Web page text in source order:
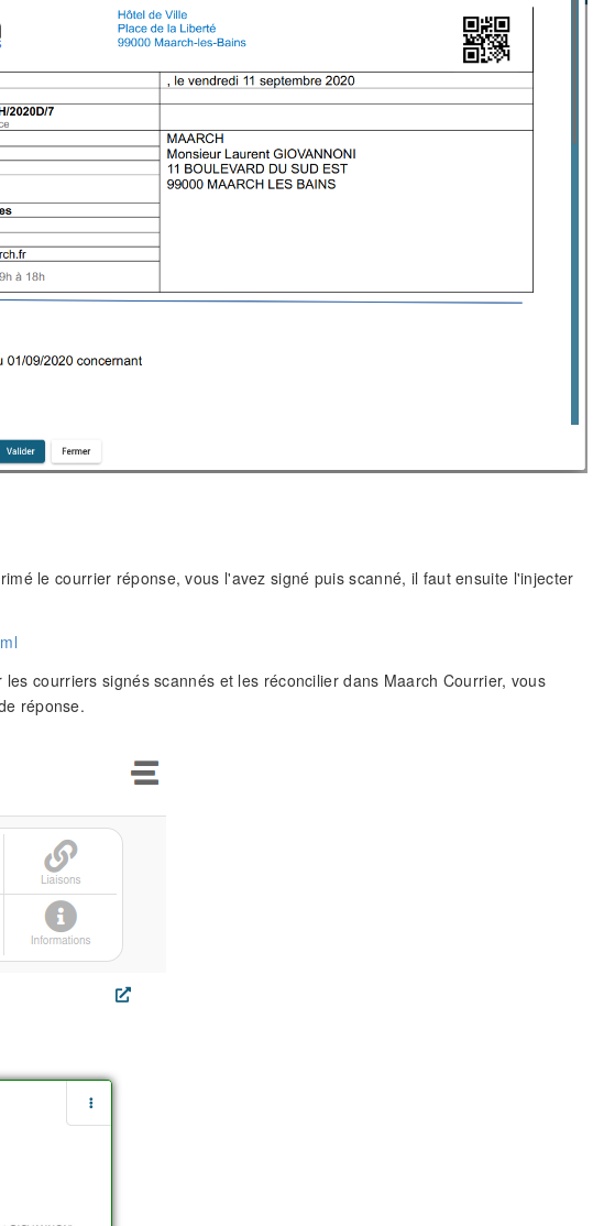
le courrier réponse, vous l'avez signé puis scanné, il faut ensuite l'injecter
courriers signés scannés et les réconcilier dans Maarch Courrier, vous
réponse.